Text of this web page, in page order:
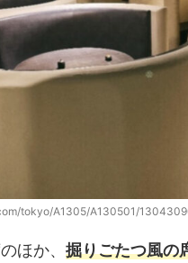
tokyo/A1305/A130501/
ほか、 掘りごたつ風の